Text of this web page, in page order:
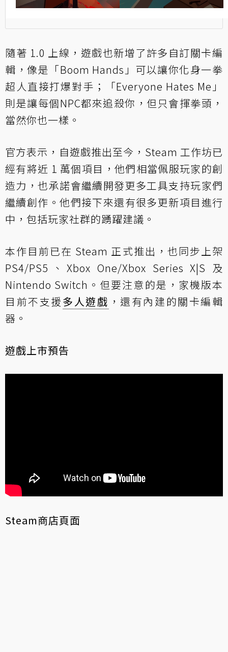
隨著 1.0 上線，遊戲也新增了許多自訂關卡編
輯，像是「Boom Hands」可以讓你化身一拳
超人直接打爆對手；「Everyone Hates Me」
則是讓每個NPC都來追殺你，但只會揮拳頭，
當然你也一樣。
官方表示，自遊戲推出至今，Steam 工作坊已
經有將近 1 萬個項目，他們相當佩服玩家的創
造力，也承諾會繼續開發更多工具支持玩家們
繼續創作。他們接下來還有很多更新項目進行
中，包括玩家社群的踴躍建議。
本作目前已在 Steam 正式推出，也同步上架
PS4/PS5、Xbox One/Xbox Series X|S 及
Nintendo Switch。但要注意的是，家機版本
目前不支援多人遊戲 ，還有內建的關卡編輯
器。
遊戲上市預告
Steam商店頁面